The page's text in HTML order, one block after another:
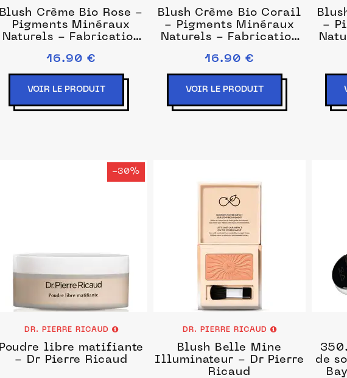
Blush Crème Bio Rose -
Pigments Minéraux
Naturels - Fabrication
16.90 €
VOIR LE PRODUIT
Blush Crème Bio Corail
- Pigments Minéraux
Naturels - Fabrication
16.90 €
VOIR LE PRODUIT
-
-30%
DR. PIERRE RICAUD
Poudre libre matifiante
- Dr Pierre Ricaud
DR. PIERRE RICAUD
Blush Belle Mine
Illuminateur - Dr Pierre
Ricaud
de